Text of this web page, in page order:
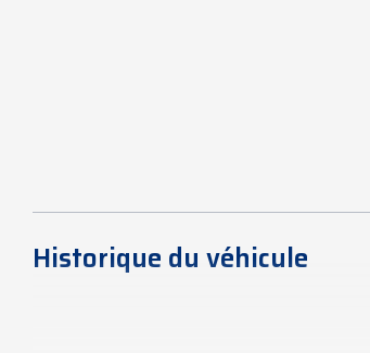
Historique du véhicule